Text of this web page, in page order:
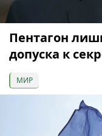
Пентагон
допуска к
МИР